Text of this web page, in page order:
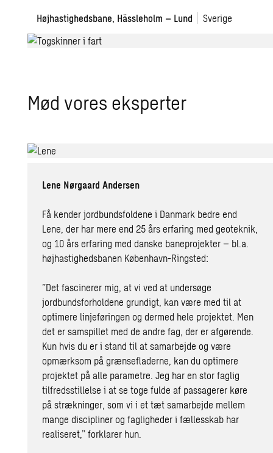
Højhastighedsbane, Hässleholm – Lund Sverige
Mød vores eks­per­ter
Lene Nørgaard Andersen
Få kender jordbundsfoldene i Danmark bedre end
Lene, der har mere end 25 års erfaring med geoteknik,
og 10 års erfaring med danske baneprojekter – bl.a.
højhastighedsbanen København-Ringsted:
”Det fascinerer mig, at vi ved at undersøge
jordbundsforholdene grundigt, kan være med til at
optimere linjeføringen og dermed hele projektet. Men
det er samspillet med de andre fag, der er afgørende.
Kun hvis du er i stand til at samarbejde og være
opmærksom på grænsefladerne, kan du optimere
projektet på alle parametre. Jeg har en stor faglig
tilfredsstillelse i at se toge fulde af passagerer køre
på strækninger, som vi i et tæt samarbejde mellem
mange discipliner og fagligheder i fællesskab har
realiseret,” forklarer hun.